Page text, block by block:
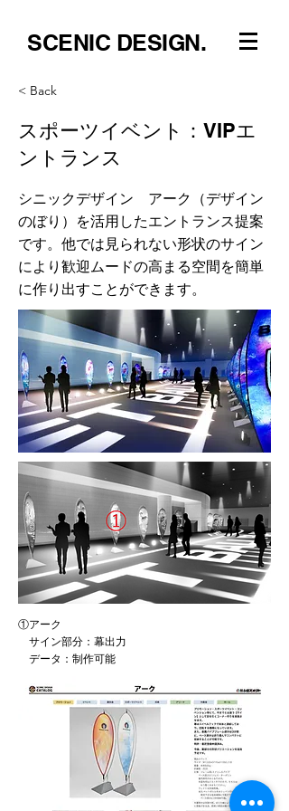
SCENIC DESIGN.
< Back
スポーツイベント：VIPエ
ントランス
シニックデザイン アーク（デザイン
のぼり）を活用したエントランス提案
です。他では見られない形状のサイン
により歓迎ムードの高まる空間を簡単
に作り出すことができます。
①アーク
サイン部分：幕出力
データ：制作可能